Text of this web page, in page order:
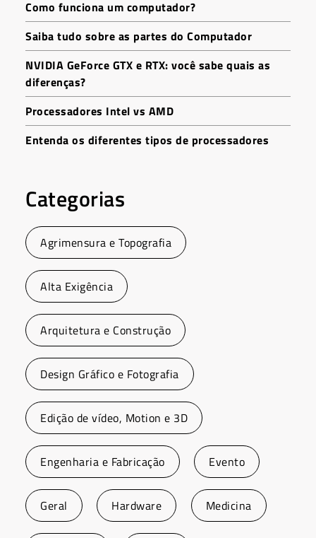
Como funciona um computador?
Saiba tudo sobre as partes do Computador
NVIDIA GeForce GTX e RTX: você sabe quais as
diferenças?
Processadores Intel vs AMD
Entenda os diferentes tipos de processadores
Categorias
Agrimensura e Topografia
Alta Exigência
Arquitetura e Construção
Design Gráfico e Fotografia
Edição de vídeo, Motion e 3D
Engenharia e Fabricação Evento
Geral Hardware Medicina